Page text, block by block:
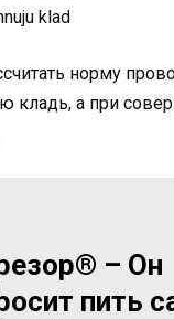
норму
кладь, а при
– Он
пить